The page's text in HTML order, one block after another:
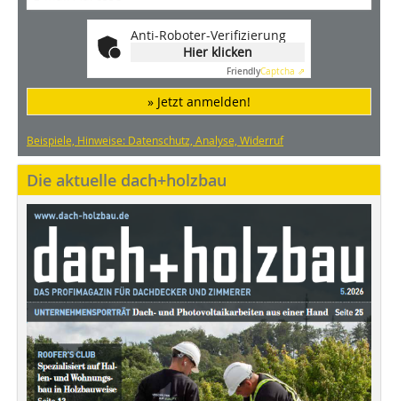
Anti-Roboter-Verifizierung
Hier klicken
FriendlyCaptcha ⇗
» Jetzt anmelden!
Beispiele, Hinweise: Datenschutz, Analyse, Widerruf
Die aktuelle dach+holzbau